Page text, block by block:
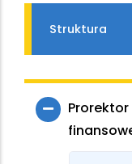
Struktura